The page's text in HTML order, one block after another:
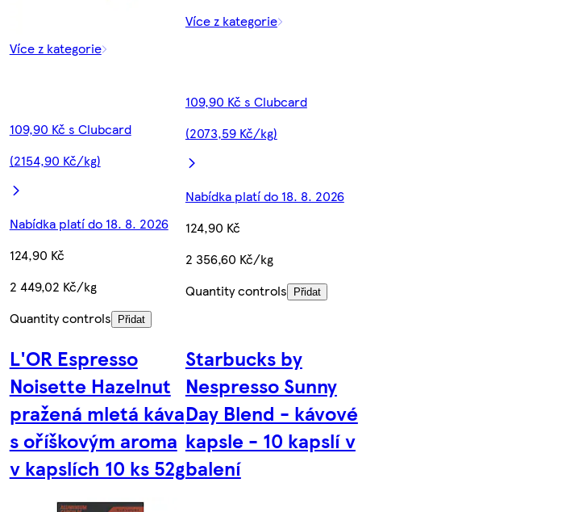
Více z kategorie
109,90 Kč s Clubcard
(2154,90 Kč/kg)
Nabídka platí do 18. 8. 2026
124,90 Kč
2 449,02 Kč/kg
Quantity controls
Přidat
Více z kategorie
109,90 Kč s Clubcard
(2073,59 Kč/kg)
Nabídka platí do 18. 8. 2026
124,90 Kč
2 356,60 Kč/kg
Quantity controls
Přidat
L'OR Espresso
Noisette Hazelnut
pražená mletá káva
s oříškovým aroma
v kapslích 10 ks 52g
Starbucks by
Nespresso Sunny
Day Blend - kávové
kapsle - 10 kapslí v
balení